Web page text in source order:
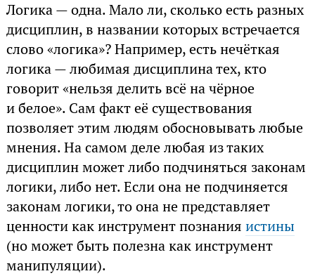
Логика — одна. Мало ли, сколько есть разных
дисциплин, в названии которых встречается
слово «логика»? Например, есть нечёткая
логика — любимая дисциплина тех, кто
говорит «нельзя делить всё на чёрное
и белое». Сам факт её существования
позволяет этим людям обосновывать любые
мнения. На самом деле любая из таких
дисциплин может либо подчиняться законам
логики, либо нет. Если она не подчиняется
законам логики, то она не представляет
ценности как инструмент познания истины
(но может быть полезна как инструмент
манипуляции).